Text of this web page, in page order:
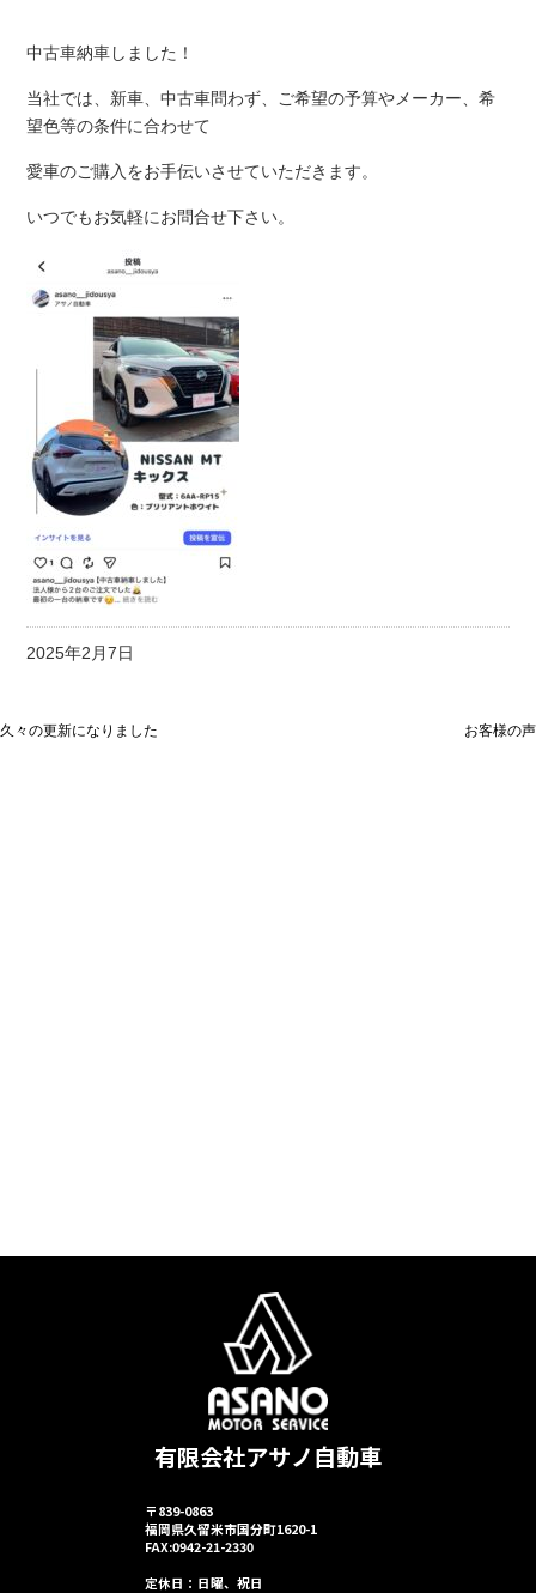
中古車納車しました！
当社では、新車、中古車問わず、ご希望の予算やメーカー、希
望色等の条件に合わせて
愛車のご購入をお手伝いさせていただきます。
いつでもお気軽にお問合せ下さい。
2025年2月7日
久々の更新になりました お客様の声
有限会社アサノ自動車
〒839-0863
福岡県久留米市国分町1620-1
FAX:0942-21-2330
定休日：日曜、祝日